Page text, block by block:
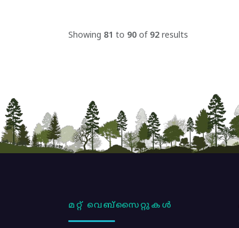
Showing 81 to 90 of 92 results
മറ്റ് വെബ്സൈറ്റുകൾ